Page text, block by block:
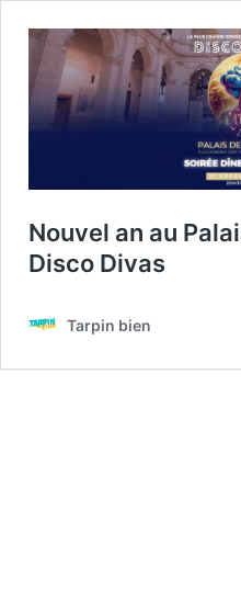
Nouvel an au
Disco Divas
Tarpin bien